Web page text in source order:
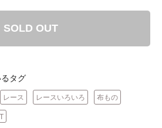
SOLD OUT
タグ
レース レースいろいろ 布もの